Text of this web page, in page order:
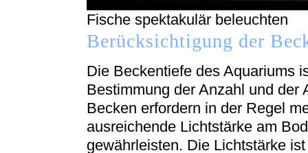
Fische spektakulär beleuchten
Berücksichtigung der
Die Beckentiefe des Aquariums
Bestimmung der Anzahl und der
Becken erfordern in der Regel
ausreichende Lichtstärke am
gewährleisten. Die Lichtstärke